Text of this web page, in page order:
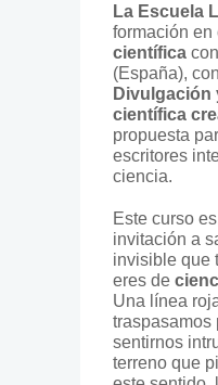
La Escuela
formación en
científica
(España),
Divulgación
científica
propuesta
escritores
ciencia.
Este curso
invitación a
invisible que
eres de
Una línea
traspasamos
sentirnos
terreno que